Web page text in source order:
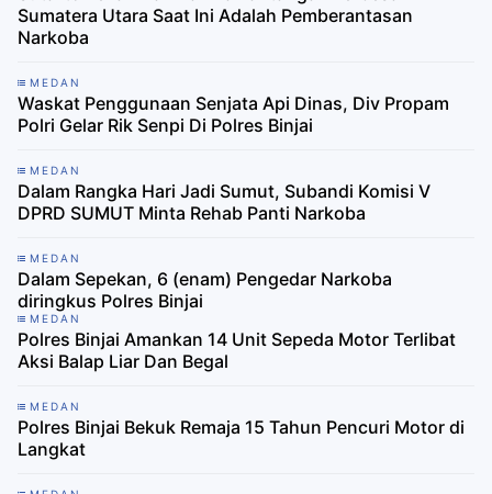
Sumatera Utara Saat Ini Adalah Pemberantasan
Narkoba
MEDAN
Waskat Penggunaan Senjata Api Dinas, Div Propam
Polri Gelar Rik Senpi Di Polres Binjai
MEDAN
Dalam Rangka Hari Jadi Sumut, Subandi Komisi V
DPRD SUMUT Minta Rehab Panti Narkoba
MEDAN
Dalam Sepekan, 6 (enam) Pengedar Narkoba
diringkus Polres Binjai
MEDAN
Polres Binjai Amankan 14 Unit Sepeda Motor Terlibat
Aksi Balap Liar Dan Begal
MEDAN
Polres Binjai Bekuk Remaja 15 Tahun Pencuri Motor di
Langkat